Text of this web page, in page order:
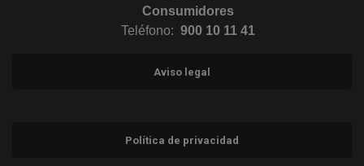
Consumidores
Teléfono: 900 10 11 41
Aviso legal
Política de privacidad